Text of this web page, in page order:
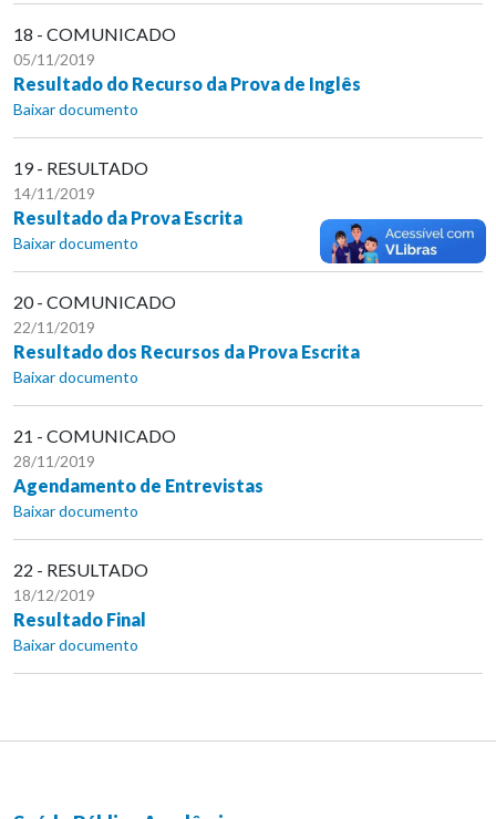
18 - COMUNICADO
05/11/2019
Resultado do Recurso da Prova de Inglês
Baixar documento
19 - RESULTADO
14/11/2019
Resultado da Prova Escrita
Baixar documento
20 - COMUNICADO
22/11/2019
Resultado dos Recursos da Prova Escrita
Baixar documento
21 - COMUNICADO
28/11/2019
Agendamento de Entrevistas
Baixar documento
22 - RESULTADO
18/12/2019
Resultado Final
Baixar documento